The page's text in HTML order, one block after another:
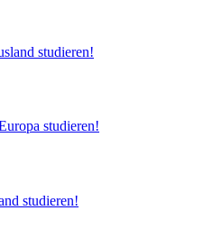
studieren!
studieren!
studieren!